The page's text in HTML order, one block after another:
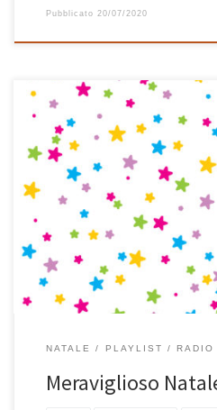
Pubblicato 20/07/2020
In tanti anni di playlist natalizie
compongo una tutta di musica
caso, partendo da un brano al
dal titolo Natale in campagna ed è
precisa idea in mente fino […]
NATALE PLAYLIST RADIO
Meraviglioso